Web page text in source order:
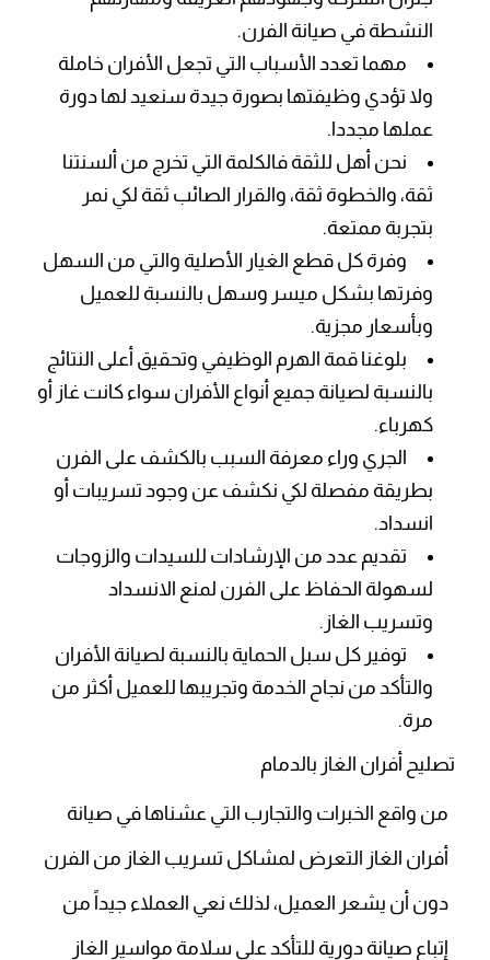
النشطة في صيانة الفرن.
مهما تعدد الأسباب التي تجعل الأفران خاملة
ولا تؤدي وظيفتها بصورة جيدة سنعيد لها دورة
عملها مجددا.
نحن أهل للثقة فالكلمة التي تخرج من ألسنتنا
ثقة، والخطوة ثقة، والقرار الصائب ثقة لكي نمر
بتجربة ممتعة.
وفرة كل قطع الغيار الأصلية والتي من السهل
وفرتها بشكل ميسر وسهل بالنسبة للعميل
وبأسعار مجزية.
بلوغنا قمة الهرم الوظيفي وتحقيق أعلى النتائج
بالنسبة لصيانة جميع أنواع الأفران سواء كانت غاز أو
كهرباء.
الجري وراء معرفة السبب بالكشف على الفرن
بطريقة مفصلة لكي نكشف عن وجود تسريبات أو
انسداد.
تقديم عدد من الإرشادات للسيدات والزوجات
لسهولة الحفاظ على الفرن لمنع الانسداد
وتسريب الغاز.
توفير كل سبل الحماية بالنسبة لصيانة الأفران
والتأكد من نجاح الخدمة وتجريبها للعميل أكثر من
مرة.
تصليح أفران الغاز بالدمام
من واقع الخبرات والتجارب التي عشناها في صيانة
أفران الغاز التعرض لمشاكل تسريب الغاز من الفرن
دون أن يشعر العميل، لذلك نعي العملاء جيداً من
إتباع صيانة دورية للتأكد على سلامة مواسير الغاز